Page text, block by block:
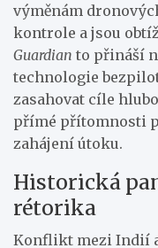
výměnám
kontrole a jsou
Guardian to přináší
technologie
zasahovat cíle
přímé přítomnosti
zahájení útoku.
Historická
rétorika
Konflikt mezi Indií